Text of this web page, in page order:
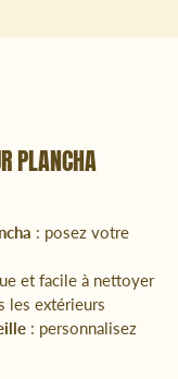
PLANCHA
: posez votre
et facile à nettoyer
les extérieurs
: personnalisez